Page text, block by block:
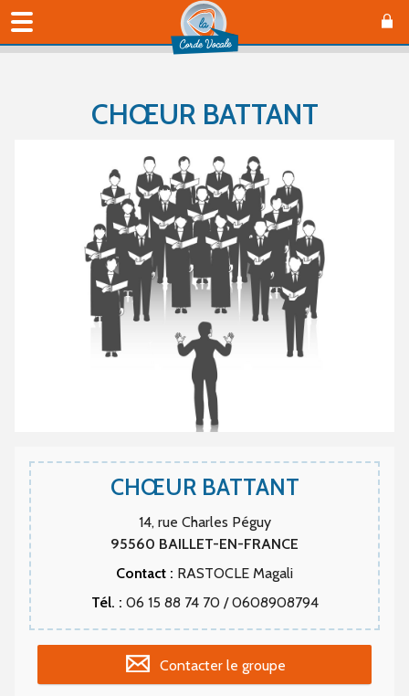
CHŒUR BATTANT
CHŒUR BATTANT
14, rue Charles Péguy
95560 BAILLET-EN-FRANCE
Contact : RASTOCLE Magali
Tél. : 06 15 88 74 70 / 0608908794
Contacter le groupe